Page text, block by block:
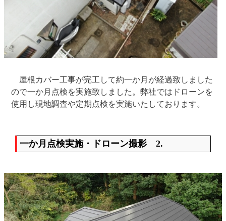
屋根カバー工事が完工して約一か月が経過致しました
ので一か月点検を実施致しました。弊社ではドローンを
使用し現地調査や定期点検を実施いたしております。
一か月点検実施・ドローン撮影 2.